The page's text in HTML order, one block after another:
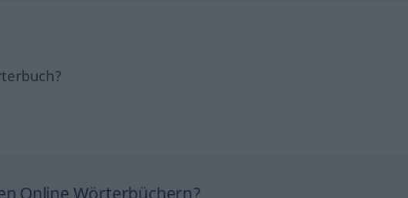
Online Wörterbüchern?